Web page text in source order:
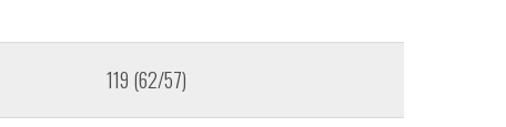
119 (62/57)